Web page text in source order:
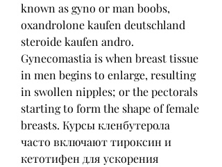
known as gyno or man boobs,
oxandrolone kaufen deutschland
steroide kaufen andro.
Gynecomastia is when breast tissue
in men begins to enlarge, resulting
in swollen nipples; or the pectorals
starting to form the shape of female
breasts. Курсы кленбутерола
часто включают тироксин и
кетотифен для ускорения